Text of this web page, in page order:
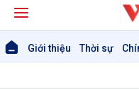
Giới thiệu Thời sự